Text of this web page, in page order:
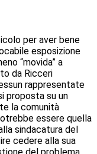
per aver bene
esposizione
“movida” a
da Ricceri
rappresentate
proposta su un
la comunità
essere quella
sindacatura del
cedere alla sua